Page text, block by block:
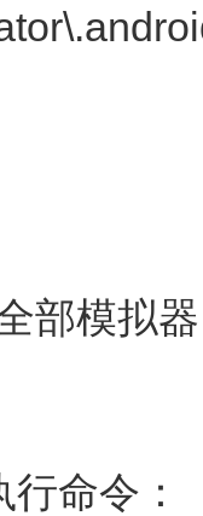
部模拟
命令：